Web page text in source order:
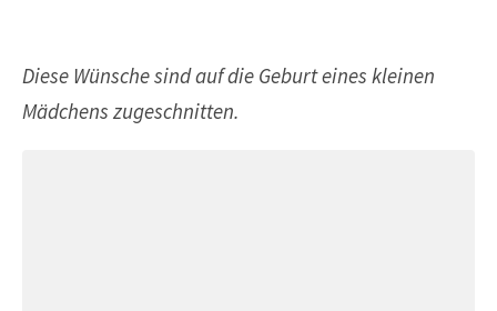
Diese Wünsche sind auf die Geburt eines kleinen
Mädchens zugeschnitten.